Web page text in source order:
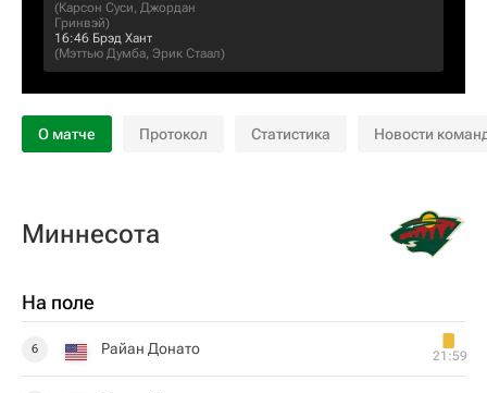
(Карсон Суси, Джордан
Гринвэй)
16:46 Брэд Хант
(Мэттью Думба, Эрик Стаал)
О матче Протокол Статистика Новости
Миннесота
На поле
6 Райан Донато 21:59